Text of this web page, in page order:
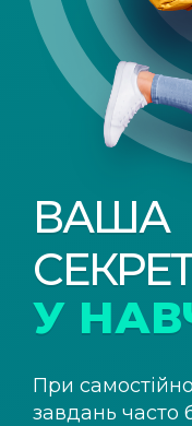
ВАША
У
При
завдань часто